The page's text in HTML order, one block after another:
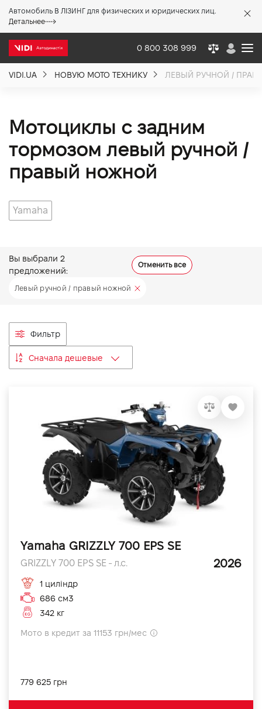
Автомобиль В ЛІЗИНГ для физических и юридических лиц.
Детальнее
0 800 308 999
VIDI.UA НОВУЮ МОТО ТЕХНИКУ ЛЕВЫЙ РУЧНОЙ /
Мотоциклы с задним
тормозом левый ручной /
правый ножной
Yamaha
Вы выбрали 2
предложений:
Отменить все
Левый ручной / правый ножной
Фильтр
Сначала дешевые
Yamaha GRIZZLY 700 EPS SE
GRIZZLY 700 EPS SE - л.с. 2026
1 циліндр
686 см3
342 кг
Мото в кредит за 11153 грн/мес
779 625 грн
Акции %
Новости
VIDI Карьера
Підпишись на наш канал та слідкуй за
акціями, послугами та новинками